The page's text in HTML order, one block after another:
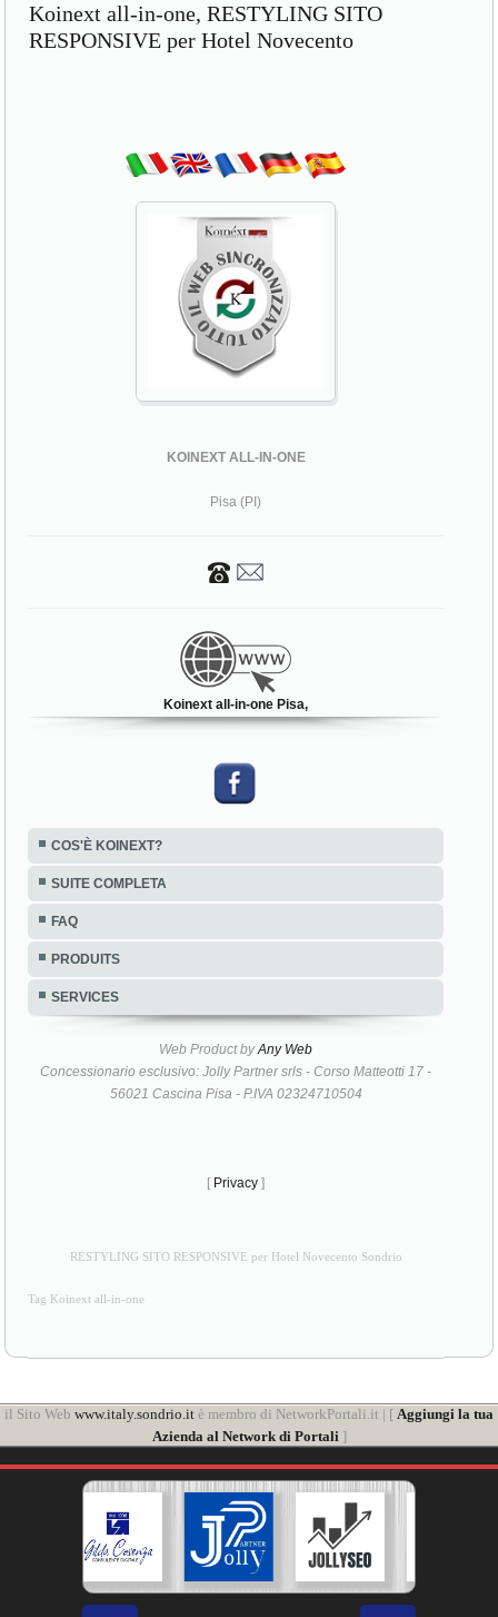
Koinext all-in-one, RESTYLING SITO
RESPONSIVE per Hotel Novecento
KOINEXT ALL-IN-ONE
Pisa (PI)
Koinext all-in-one Pisa,
COS'È KOINEXT?
SUITE COMPLETA
FAQ
PRODUITS
SERVICES
Web Product byAny Web
Concessionario esclusivo: Jolly Partner srls - Corso Matteotti 17 -
56021 Cascina Pisa - P.IVA 02324710504
[ Privacy ]
RESTYLING SITO RESPONSIVE per Hotel Novecento Sondrio
Tag Koinext all-in-one
il Sito Web www.italy.sondrio.it è membro di NetworkPortali.it | [ Aggiungi la tua
Azienda al Network di Portali ]